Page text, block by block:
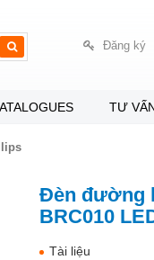
Đăng ký
TƯ
Đèn đường
BRC010
Tài liệu